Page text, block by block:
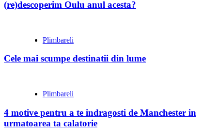
(re)descoperim Oulu anul acesta?
Plimbareli
Cele mai scumpe destinatii din lume
Plimbareli
4 motive pentru a te indragosti de Manchester in
urmatoarea ta calatorie